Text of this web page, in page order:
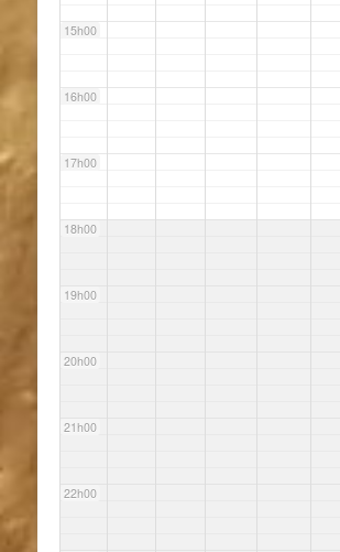
15h00
16h00
17h00
18h00
19h00
20h00
21h00
22h00